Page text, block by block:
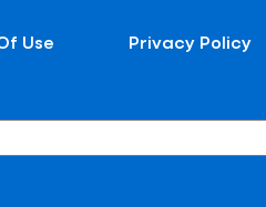
Use Privacy Policy